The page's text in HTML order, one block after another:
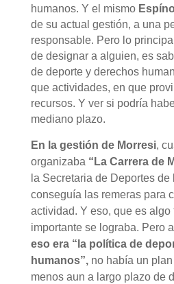
humanos. Y el mismo
de su actual gestión, a una
responsable. Pero lo
de designar a alguien, es
de deporte y derechos
que actividades, en que
recursos. Y ver si podría
mediano plazo.
En la gestión de Morresi,
organizaba “La Carrera de
la Secretaria de Deportes de
conseguía las remeras para
actividad. Y eso, que es
importante se lograba. Pero
eso era “la política de
humanos”,no había un plan
menos aun a largo plazo de